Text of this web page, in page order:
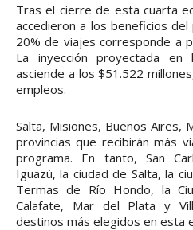
Tras el cierre de esta cuarta
accedieron a los beneficios
20% de viajes corresponde a
La inyección proyectada en
asciende a los $51.522
empleos.
Salta, Misiones, Buenos Aires,
provincias que recibirán más
programa. En tanto, San
Iguazú, la ciudad de Salta, la
Termas de Río Hondo, la
Calafate, Mar del Plata y
destinos más elegidos en esta